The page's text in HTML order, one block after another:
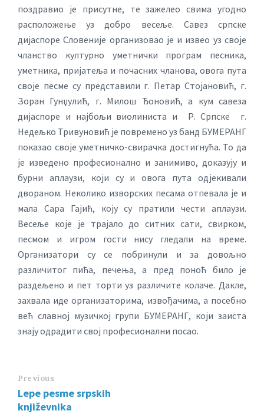
поздравио је присутне, те зажелео свима угодно
расположење уз добро весеље. Савез српске
дијаспоре Словеније организовао је и извео уз своје
чланство културно уметнички програм песника,
уметника, пријатеља и почасних чланова, овога пута
своје песме су представили г. Петар Стојановић, г.
Зоран Гунџулић, г. Милош Ђоновић, а кум савеза
дијаспоре и најбољи виолиниста и Р. Српске г.
Недељко Тривуновић је повремено уз банд БУМЕРАНГ
показао своје уметничко-свирачка достигнућа. То да
је изведено професионално и занимиво, доказују и
бурни аплаузи, који су и овога пута одјекивали
двораном. Неколико изворских песама отпевала је и
мала Сара Гајић, коју су пратили чести аплаузи.
Весеље које је трајало до ситних сати, свирком,
песмом и игром гости нису гледали на време.
Организатори су се побринули и за довољно
различитог пића, печења, а пред поноћ било је
раздељено и пет торти уз различите колаче. Дакле,
захвала иде организаторима, извођачима, а посебно
већ славној музичкој групи БУМЕРАНГ, који заиста
знају одрадити свој професионални посао.
Previous
Lepe pesme srpskih
književnika